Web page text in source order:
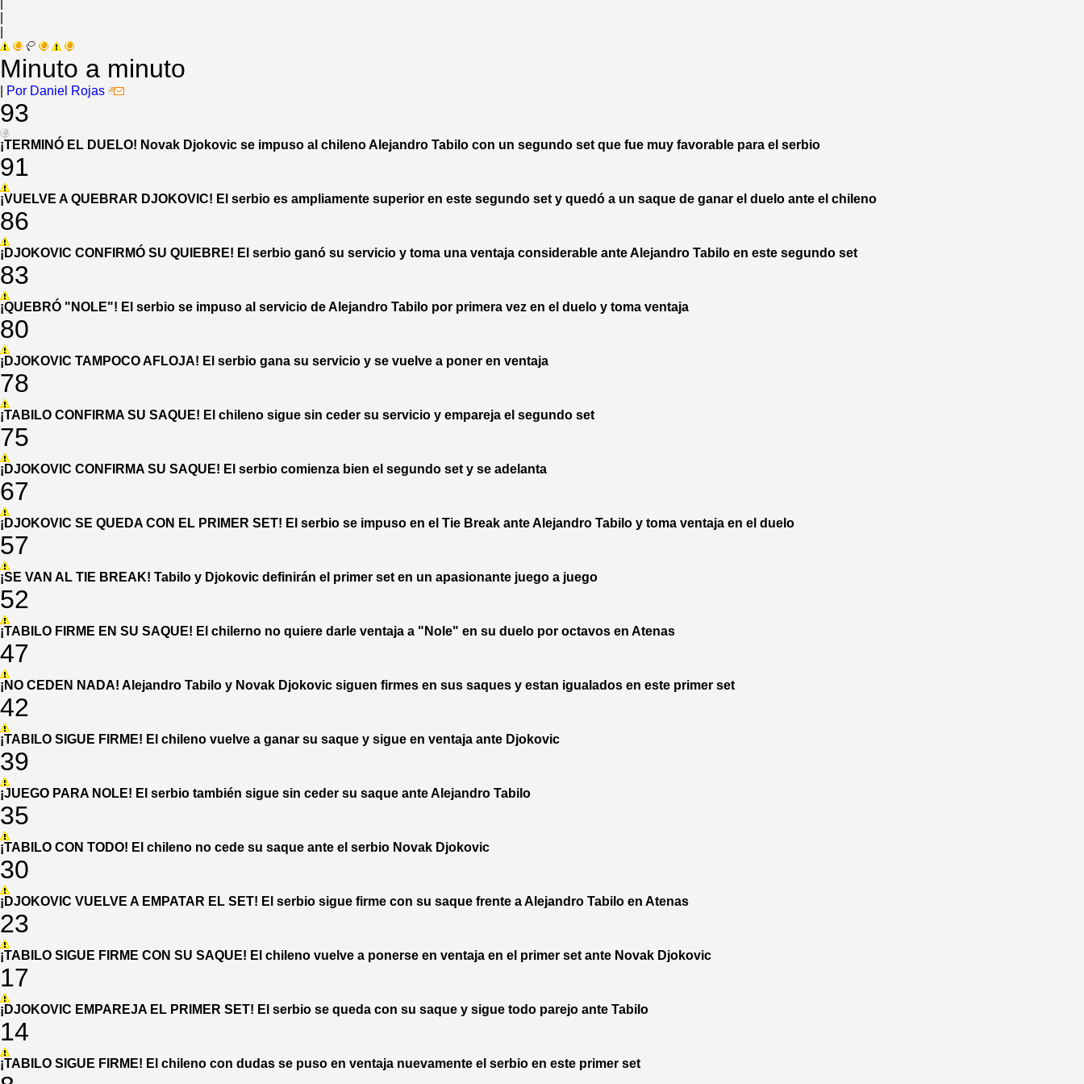
Minuto a minuto
Por Daniel Rojas
93
¡TERMINÓ EL DUELO! Novak Djokovic se impuso al chileno Alejandro Tabilo con un segundo set que fue muy favorable para el serbio
91
¡VUELVE A QUEBRAR DJOKOVIC! El serbio es ampliamente superior en este segundo set y quedó a un saque de ganar el duelo ante el chileno
86
¡DJOKOVIC CONFIRMÓ SU QUIEBRE! El serbio ganó su servicio y toma una ventaja considerable ante Alejandro Tabilo en este segundo set
83
¡QUEBRÓ "NOLE"! El serbio se impuso al servicio de Alejandro Tabilo por primera vez en el duelo y toma ventaja
80
¡DJOKOVIC TAMPOCO AFLOJA! El serbio gana su servicio y se vuelve a poner en ventaja
78
¡TABILO CONFIRMA SU SAQUE! El chileno sigue sin ceder su servicio y empareja el segundo set
75
¡DJOKOVIC CONFIRMA SU SAQUE! El serbio comienza bien el segundo set y se adelanta
67
¡DJOKOVIC SE QUEDA CON EL PRIMER SET! El serbio se impuso en el Tie Break ante Alejandro Tabilo y toma ventaja en el duelo
57
¡SE VAN AL TIE BREAK! Tabilo y Djokovic definirán el primer set en un apasionante juego a juego
52
¡TABILO FIRME EN SU SAQUE! El chilerno no quiere darle ventaja a "Nole" en su duelo por octavos en Atenas
47
¡NO CEDEN NADA! Alejandro Tabilo y Novak Djokovic siguen firmes en sus saques y estan igualados en este primer set
42
¡TABILO SIGUE FIRME! El chileno vuelve a ganar su saque y sigue en ventaja ante Djokovic
39
¡JUEGO PARA NOLE! El serbio también sigue sin ceder su saque ante Alejandro Tabilo
35
¡TABILO CON TODO! El chileno no cede su saque ante el serbio Novak Djokovic
30
¡DJOKOVIC VUELVE A EMPATAR EL SET! El serbio sigue firme con su saque frente a Alejandro Tabilo en Atenas
23
¡TABILO SIGUE FIRME CON SU SAQUE! El chileno vuelve a ponerse en ventaja en el primer set ante Novak Djokovic
17
¡DJOKOVIC EMPAREJA EL PRIMER SET! El serbio se queda con su saque y sigue todo parejo ante Tabilo
14
¡TABILO SIGUE FIRME! El chileno con dudas se puso en ventaja nuevamente el serbio en este primer set